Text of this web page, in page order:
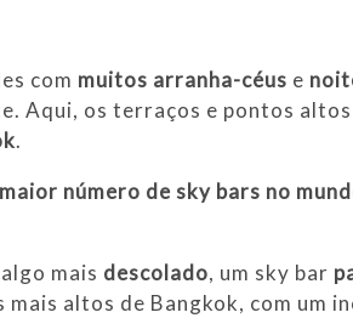
com muitos arranha-céus e
Aqui, os terraços e pontos
.
número de sky bars no
mais descolado, um sky bar
mais altos de Bangkok, com um